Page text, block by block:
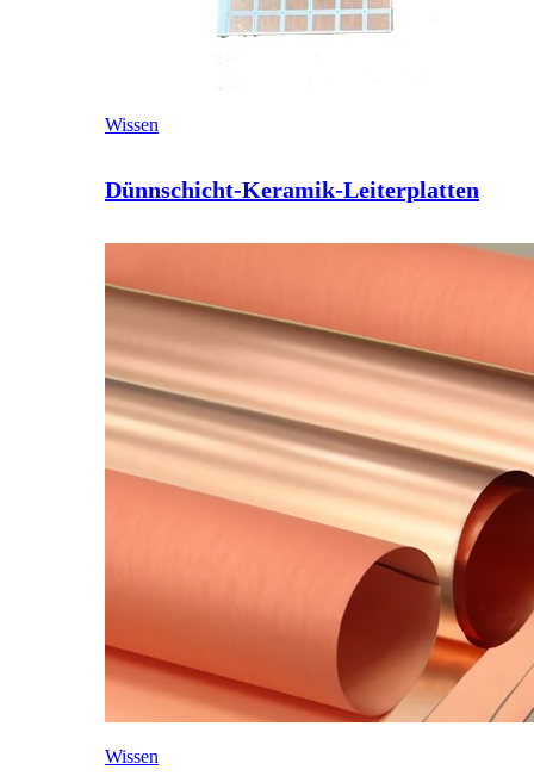
Wissen
Dünnschicht-Keramik-Leiterplatten
Wissen